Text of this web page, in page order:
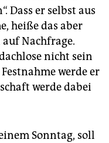
Dass er selbst aus
heiße das aber
Nachfrage.
nicht sein
werde er
werde dabei
Sonntag, soll